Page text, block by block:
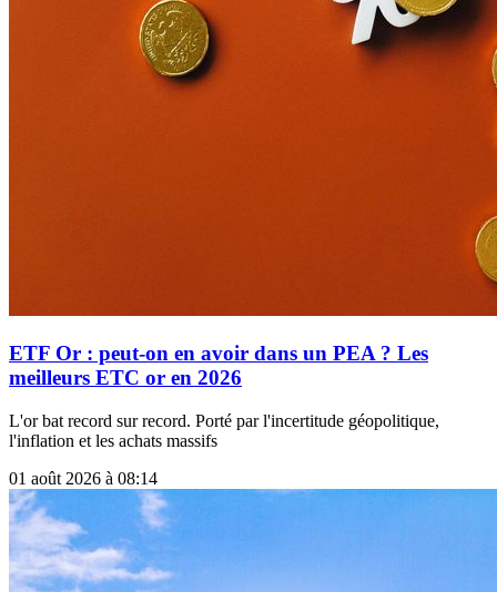
ETF Or : peut-on en avoir dans un PEA ? Les
meilleurs ETC or en 2026
L'or bat record sur record. Porté par l'incertitude géopolitique,
l'inflation et les achats massifs
01 août 2026 à 08:14